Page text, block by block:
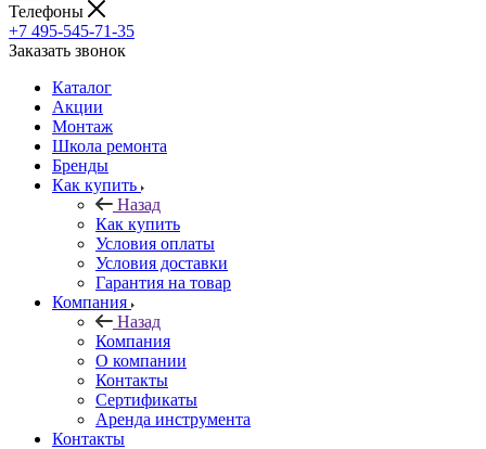
Телефоны
+7 495-545-71-35
Заказать звонок
Каталог
Акции
Монтаж
Школа ремонта
Бренды
Как купить
Назад
Как купить
Условия оплаты
Условия доставки
Гарантия на товар
Компания
Назад
Компания
О компании
Контакты
Сертификаты
Аренда инструмента
Контакты